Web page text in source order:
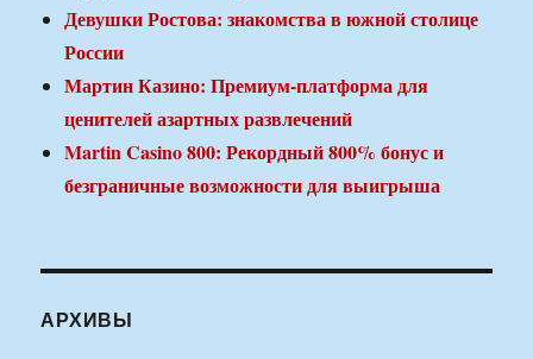
Девушки Ростова: знакомства в южной столице
России
Мартин Казино: Премиум-платформа для
ценителей азартных развлечений
Martin Casino 800: Рекордный 800% бонус и
безграничные возможности для выигрыша
АРХИВЫ